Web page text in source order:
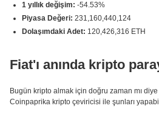
1 yıllık değişim: -54.53%
Piyasa Değeri: 231,160,440,124
Dolaşımdaki Adet: 120,426,316 ETH
Fiat'ı anında kripto
Bugün kripto almak için doğru zaman mı
Coinpaprika kripto çeviricisi ile şunları